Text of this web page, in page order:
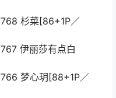
杉菜[86+1P／
伊丽莎有点白
梦心玥[88+1P／